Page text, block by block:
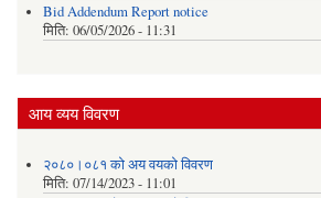
Bid Addendum Report notice
मिति: 06/05/2026 - 11:31
आय व्यय विवरण
२०८०।०८१ को अय वयको विवरण
मिति: 07/14/2023 - 11:01